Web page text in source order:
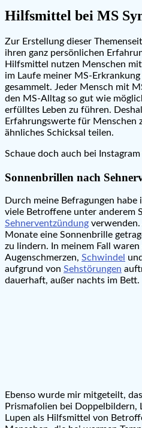
Hilfsmittel bei MS
Zur Erstellung dieser
ihren ganz persönlichen
Hilfsmittel nutzen Menschen
im Laufe meiner MS-
gesammelt. Jeder Mensch mit
den MS-Alltag so gut wie
erfülltes Leben zu führen.
Erfahrungswerte für Menschen
ähnliches Schicksal teilen.
Schaue doch auch bei
Sonnenbrillen nach
Durch meine Befragungen habe
viele Betroffene unter anderem
Sehnerventzündung
Monate eine Sonnenbrille
zu lindern. In meinem Fall
Augenschmerzen, Schwindel
aufgrund von Sehstörungen
dauerhaft, außer nachts im Bett.
Ebenso wurde mir mitgeteilt,
Prismafolien bei Doppelbildern,
Lupen als Hilfsmittel von